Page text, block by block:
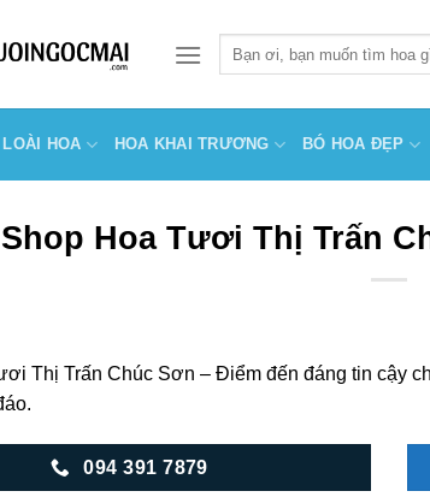
kiếm:
LOÀI HOA HOA KHAI TRƯƠNG BÓ HOA ĐẸP
Shop Hoa Tươi Thị Trấn
Thị Trấn Chúc Sơn – Điểm đến đáng tin cậy
094 391 7879